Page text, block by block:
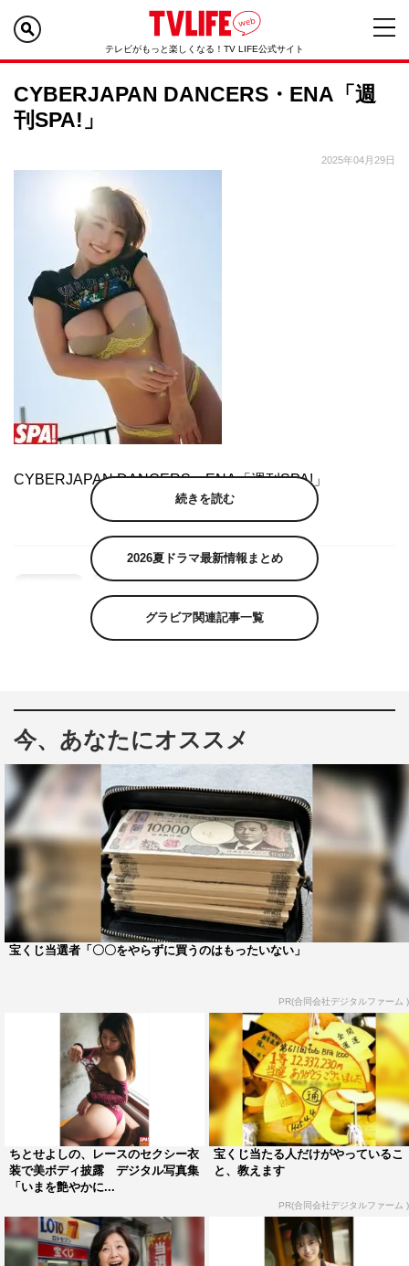
テレビがもっと楽しくなる！TV LIFE公式サイト
CYBERJAPAN DANCERS・ENA「週
刊SPA!」
2025年04月29日
CYBERJAPAN DANCERS・ENA「週刊SPA!」
続きを読む
2026夏ドラマ最新情報まとめ
グラビア関連記事一覧
今、あなたにオススメ
宝くじ当選者「〇〇をやらずに買うのはもったいない」
PR(合同会社デジタルファーム )
ちとせよしの、レースのセクシー衣
装で美ボディ披露 デジタル写真集
「いまを艶やかに...
宝くじ当たる人だけがやっているこ
と、教えます
PR(合同会社デジタルファーム )